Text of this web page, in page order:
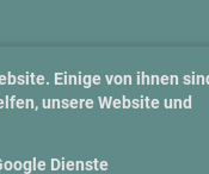
Einige von ihnen
unsere Website und
Dienste